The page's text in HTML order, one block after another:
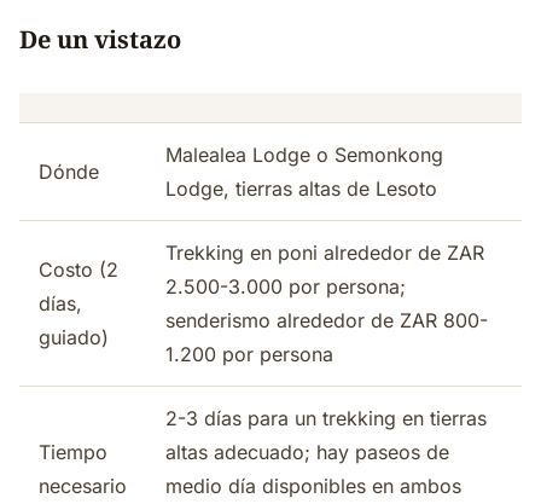
De un vistazo
Dónde
Malealea Lodge o Semonkong
Lodge, tierras altas de Lesoto
Costo (2
días,
guiado)
Trekking en poni alrededor de ZAR
2.500-3.000 por persona;
senderismo alrededor de ZAR 800-
1.200 por persona
Tiempo
necesario
2-3 días para un trekking en tierras
altas adecuado; hay paseos de
medio día disponibles en ambos